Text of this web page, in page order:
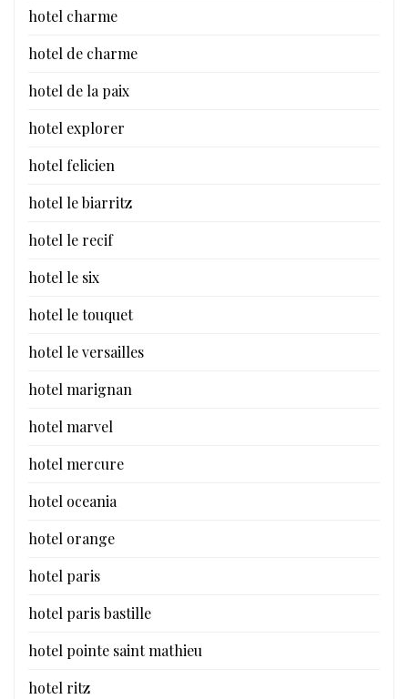
hotel charme
hotel de charme
hotel de la paix
hotel explorer
hotel felicien
hotel le biarritz
hotel le recif
hotel le six
hotel le touquet
hotel le versailles
hotel marignan
hotel marvel
hotel mercure
hotel oceania
hotel orange
hotel paris
hotel paris bastille
hotel pointe saint mathieu
hotel ritz